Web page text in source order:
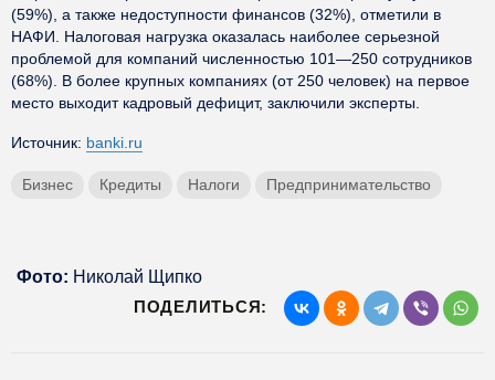
(59%), а также недоступности финансов (32%), отметили в
НАФИ. Налоговая нагрузка оказалась наиболее серьезной
проблемой для компаний численностью 101—250 сотрудников
(68%). В более крупных компаниях (от 250 человек) на первое
место выходит кадровый дефицит, заключили эксперты.
Источник: banki.ru
Бизнес Кредиты Налоги Предпринимательство
Фото: Николай Щипко
ПОДЕЛИТЬСЯ: